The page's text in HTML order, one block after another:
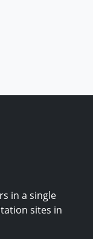
in a single
sites in